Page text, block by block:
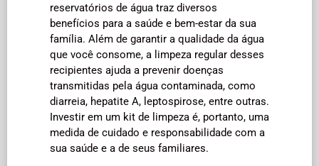
reservatórios de água traz diversos
benefícios para a saúde e bem-estar da sua
família. Além de garantir a qualidade da água
que você consome, a limpeza regular desses
recipientes ajuda a prevenir doenças
transmitidas pela água contaminada, como
diarreia, hepatite A, leptospirose, entre outras.
Investir em um kit de limpeza é, portanto, uma
medida de cuidado e responsabilidade com a
sua saúde e a de seus familiares.